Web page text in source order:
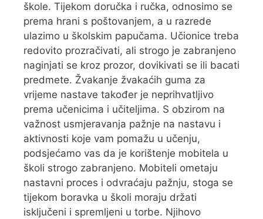
škole. Tijekom doručka i ručka, odnosimo se
prema hrani s poštovanjem, a u razrede
ulazimo u školskim papučama. Učionice treba
redovito prozračivati, ali strogo je zabranjeno
naginjati se kroz prozor, dovikivati se ili bacati
predmete. Žvakanje žvakaćih guma za
vrijeme nastave također je neprihvatljivo
prema učenicima i učiteljima. S obzirom na
važnost usmjeravanja pažnje na nastavu i
aktivnosti koje vam pomažu u učenju,
podsjećamo vas da je korištenje mobitela u
školi strogo zabranjeno. Mobiteli ometaju
nastavni proces i odvraćaju pažnju, stoga se
tijekom boravka u školi moraju držati
isključeni i spremljeni u torbe. Njihovo